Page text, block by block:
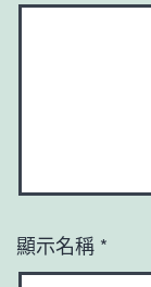
顯示名稱 *